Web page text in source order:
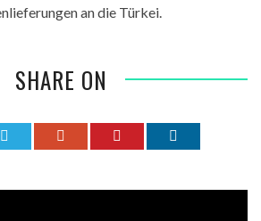
an die Türkei.
SHARE ON